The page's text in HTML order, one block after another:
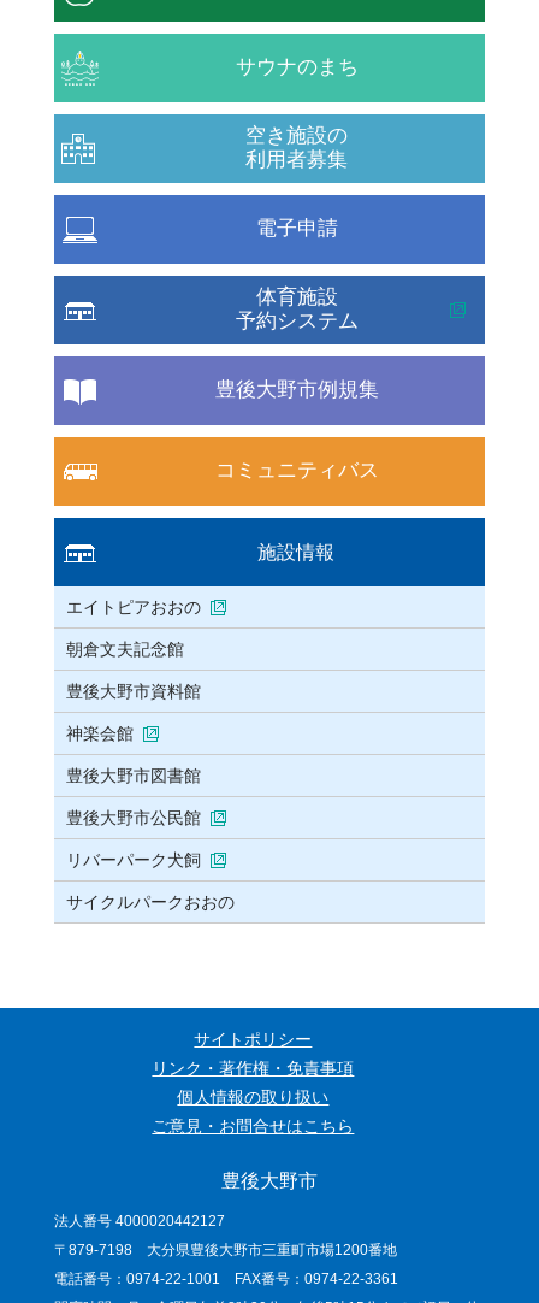
サウナのまち
空き施設の
利用者募集
電子申請
体育施設
予約システム
豊後大野市例規集
コミュニティバス
施設情報
エイトピアおおの
朝倉文夫記念館
豊後大野市資料館
神楽会館
豊後大野市図書館
豊後大野市公民館
リバーパーク犬飼
サイクルパークおおの
サイトポリシー
リンク・著作権・免責事項
個人情報の取り扱い
ご意見・お問合せはこちら
豊後大野市
法人番号 4000020442127
〒879-7198 大分県豊後大野市三重町市場1200番地
電話番号：0974-22-1001 FAX番号：0974-22-3361